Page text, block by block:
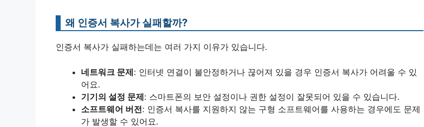
왜 인증서 복사가 실패할까?
인증서 복사가 실패하는데는 여러 가지 이유가 있습니다.
네트워크 문제: 인터넷 연결이 불안정하거나 끊어져 있을 경우 인증서 복사가 어려울 수 있
어요.
기기의 설정 문제: 스마트폰의 보안 설정이나 권한 설정이 잘못되어 있을 수 있습니다.
소프트웨어 버전: 인증서 복사를 지원하지 않는 구형 소프트웨어를 사용하는 경우에도 문제
가 발생할 수 있어요.